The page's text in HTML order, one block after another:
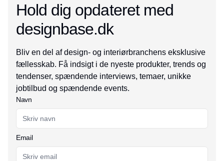
Hold dig opdateret med
designbase.dk
Bliv en del af design- og interiørbranchens eksklusive
fællesskab. Få indsigt i de nyeste produkter, trends og
tendenser, spændende interviews, temaer, unikke
jobtilbud og spændende events.
Navn
Email